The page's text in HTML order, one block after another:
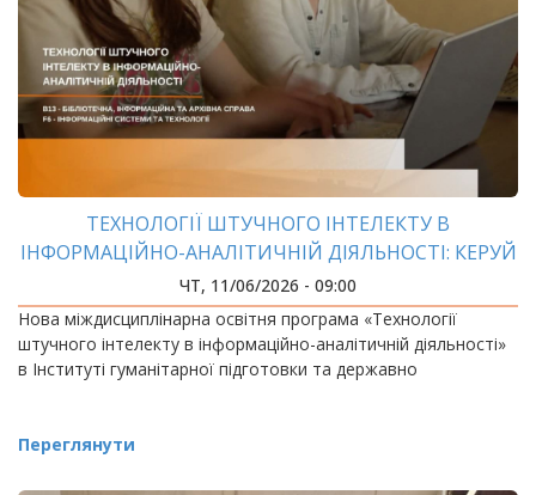
ТЕХНОЛОГІЇ ШТУЧНОГО ІНТЕЛЕКТУ В
ІНФОРМАЦІЙНО-АНАЛІТИЧНІЙ ДІЯЛЬНОСТІ: КЕРУЙ
ДАНИМИ, ЯКІ ЗМІНЮЮТЬ СВІТ
ЧТ, 11/06/2026 - 09:00
Нова міждисциплінарна освітня програма «Технології
штучного інтелекту в інформаційно-аналітичній діяльності»
в Інституті гуманітарної підготовки та державно
Переглянути